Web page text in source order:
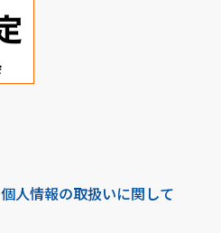
個人情報の取扱いに関して